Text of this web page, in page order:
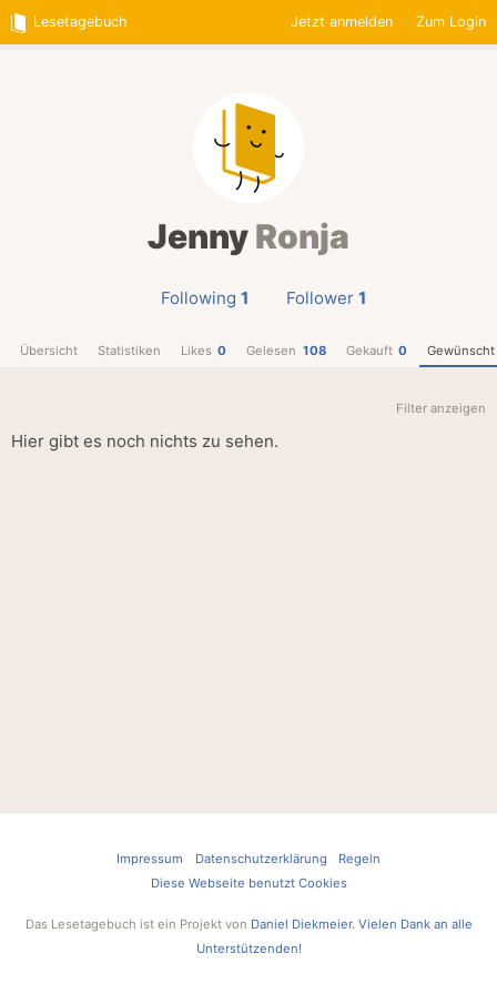
Lesetagebuch Jetzt anmelden Zum Login
JennyRonja
Following 1 Follower 1
Übersicht Statistiken Likes 0 Gelesen 108 Gekauft 0 Gewünscht
Filter anzeigen
Hier gibt es noch nichts zu sehen.
Impressum Datenschutzerklärung
Regeln
Diese Webseite benutzt Cookies
Das Lesetagebuch ist ein Projekt von Daniel Diekmeier. Vielen Dank an alle
Unterstützenden!